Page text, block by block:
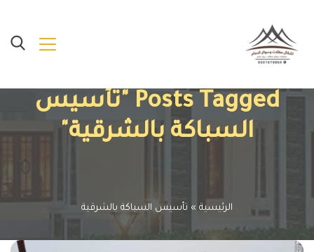
Posts Tagged "تأسيس
السباكة بالشرقية"
الرئيسية » تأسيس السباكة بالشرقية